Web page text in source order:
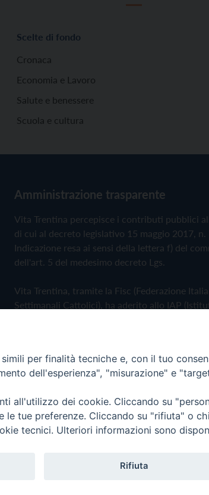
Scelte di fondo
Cronaca
Economia e Lavoro
Salute e benessere
Scuola e cultura
Amministrazione trasparente
Vita Trentina percepisce i contributi pubblici
di cui al decreto legislativo 15 maggio 2017, n.
Indicazione resa ai sensi della lettera f) del
dell'art. 5 del medesimo decreto Lgs.
Vita Trentina, tramite la Fisc (Federazione
Settimanali Cattolici), ha aderito allo IAP
Privacy Policy Cookie Policy
Editrice
per finalità tecniche e, con il tuo
dell'esperienza", "misurazione" e
all'utilizzo dei cookie. Cliccando su
le tue preferenze. Cliccando su "rifiuta" o
tecnici. Ulteriori informazioni sono
Rifiuta